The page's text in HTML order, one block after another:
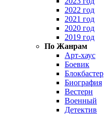
2022 год
2021 год
2020 год
2019 год
По Жанрам
Арт-хаус
Боевик
Блокбастер
Биография
Вестерн
Военный
Детектив